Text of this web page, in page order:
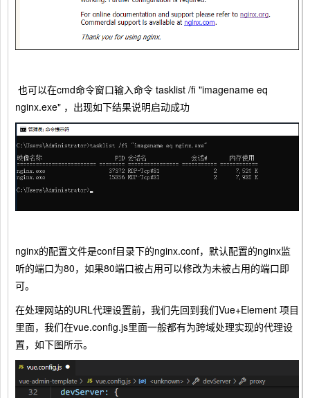
也可以在cmd命令窗口输入命令 tasklist /fi "imagename eq
nginx.exe" ，出现如下结果说明启动成功
nginx的配置文件是conf目录下的nginx.conf，默认配置的nginx监
听的端口为80，如果80端口被占用可以修改为未被占用的端口即
可。
在处理网站的URL代理设置前，我们先回到我们Vue+Element 项目
里面，我们在vue.config.js里面一般都有为跨域处理实现的代理设
置，如下图所示。